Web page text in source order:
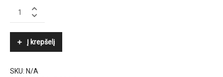
TWINSET
quantity
Į krepšelį
SKU: N/A